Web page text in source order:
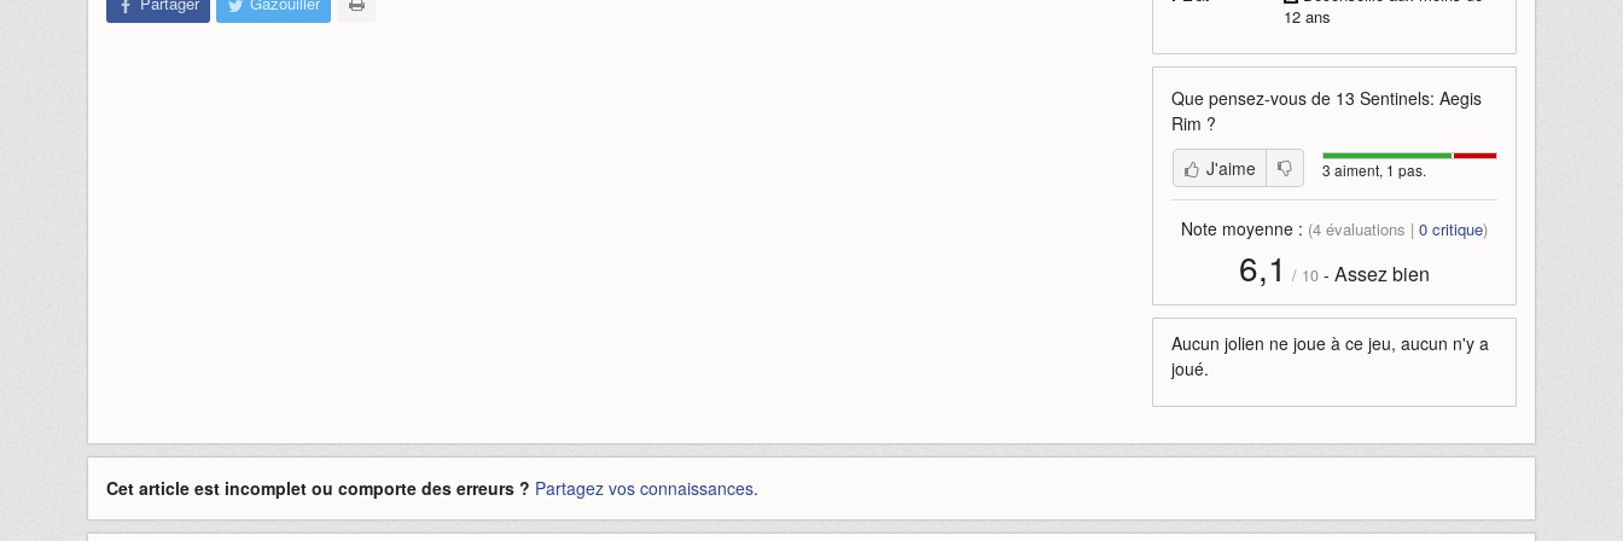
12 ans
Que pensez-vous de 13 Sentinels: Aegis
Rim ?
3 aiment, 1 pas.
J'aime
Note moyenne : (4 évaluations | 0 critique)
6,1 / 10 - Assez bien
Aucun jolien ne joue à ce jeu, aucun n'y a
joué.
Cet article est incomplet ou comporte des erreurs ? Partagez vos connaissances.